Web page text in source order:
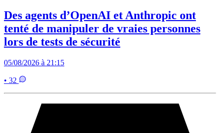
Des agents d’OpenAI et Anthropic ont
tenté de manipuler de vraies personnes
lors de tests de sécurité
05/08/2026 à 21:15
• 32